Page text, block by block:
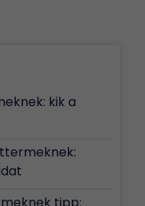
kik a